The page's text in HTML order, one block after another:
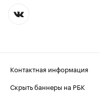
Контактная информация
Скрыть баннеры на РБК